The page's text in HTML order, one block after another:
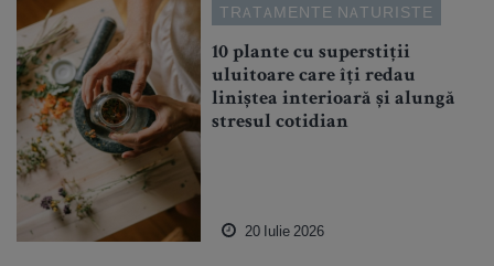
TRATAMENTE NATURISTE
10 plante cu superstiții
uluitoare care îți redau
liniștea interioară și alungă
stresul cotidian
20 Iulie 2026